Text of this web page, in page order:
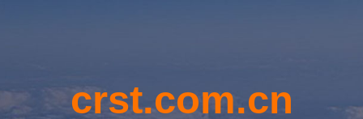
crst.com.cn